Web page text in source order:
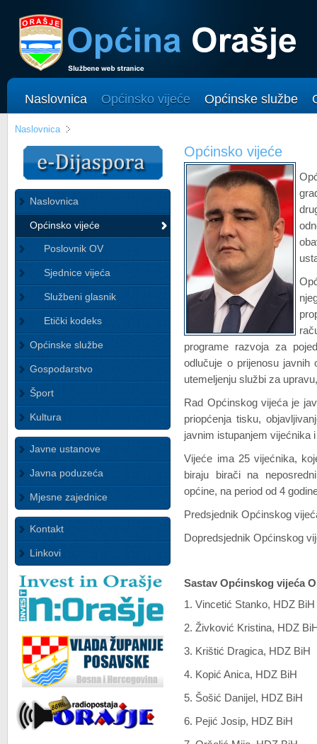
Naslovnica Općinsko vijeće Općinske službe
Naslovnica
Naslovnica
Općinsko vijeće
Poslovnik OV
Sjednice vijeća
Službeni glasnik
Etički kodeks
Općinske službe
Gospodarstvo
Šport
Kultura
Javne ustanove
Javna poduzeća
Mjesne zajednice
Kontakt
Linkovi
Općinsko vijeće
programe razvoja za
odlučuje o prijenosu javnih
utemeljenju službi za
Rad Općinskog vijeća je
priopćenja tisku,
javnim istupanjem vijećnika
Vijeće ima 25 vijećnika,
biraju birači na
općine, na period od 4
Predsjednik Općinskog
Dopredsjednik Općinskog
Sastav Općinskog vijeća
1. Vincetić Stanko, HDZ BiH
2. Živković Kristina, HDZ
3. Krištić Dragica, HDZ BiH
4. Kopić Anica, HDZ BiH
5. Šošić Danijel, HDZ BiH
6. Pejić Josip, HDZ BiH